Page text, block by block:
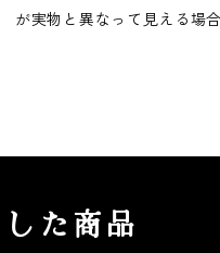
が実物と異なって見える場
た商品